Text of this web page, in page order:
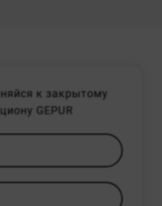
к закрытому
GEPUR